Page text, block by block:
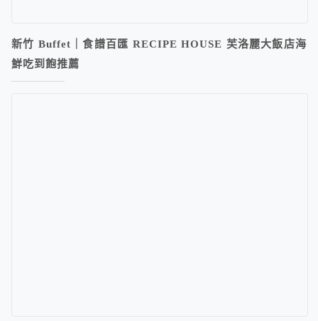
新竹 Buffet｜食譜百匯 RECIPE HOUSE 芙洛麗大飯店海
鮮吃到飽推薦